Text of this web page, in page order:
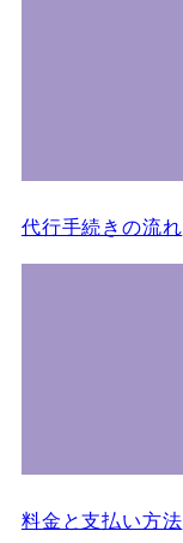
代行手続きの流れ
料金と支払い方法